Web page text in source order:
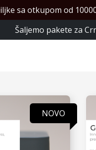
sa otkupom od
Šaljemo pakete za
NOVO